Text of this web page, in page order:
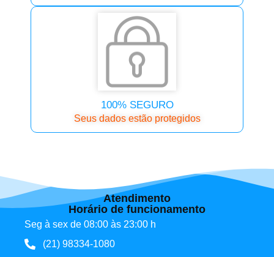
100% SEGURO
Seus dados estão protegidos
Atendimento
Horário de funcionamento
Seg à sex de 08:00 às 23:00 h
(21) 98334-1080